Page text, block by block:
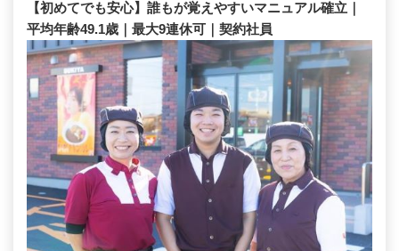
【初めてでも安心】誰もが覚えやすいマニュアル確立｜
平均年齢49.1歳｜最大9連休可｜契約社員